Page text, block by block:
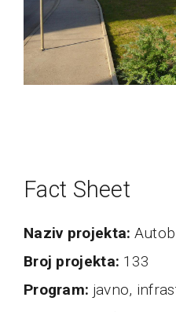
Fact Sheet
naziv projekta
broj projekta 133
program javno,